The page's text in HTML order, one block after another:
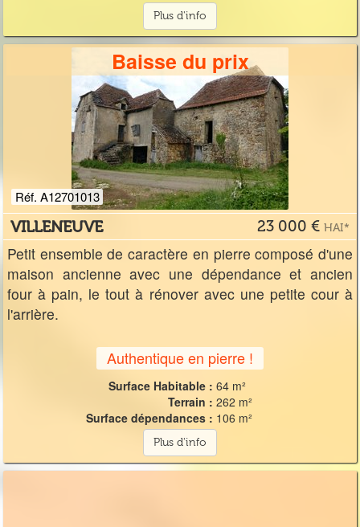
Plus d'info
Baisse du prix
Réf. A12701013
VILLENEUVE 23 000 € HAI*
Petit ensemble de caractère en pierre composé d'une
maison ancienne avec une dépendance et ancien
four à pain, le tout à rénover avec une petite cour à
l'arrière.
Authentique en pierre !
Surface Habitable : 64 m²
Terrain : 262 m²
Surface dépendances : 106 m²
Plus d'info